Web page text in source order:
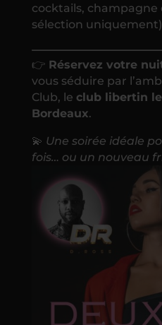
cocktails, champagne
sélection uniquement)
👉 Réservez votre
vous séduire par
Club, le club libertin
Bordeaux.
💫 Une soirée idéale
fois… ou un nouveau